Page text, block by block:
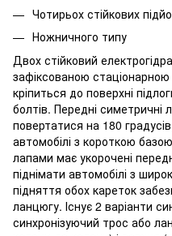
Чотирьох стійкових
Ножничного типу
Двох стійковий
зафіксованою
кріпиться до поверхні
болтів. Передні симетричні
повертатися на 180
автомобілі з короткою
лапами має укорочені
піднімати автомобілі з
підняття обох кареток
ланцюгу. Існує 2 варіанти
синхронізуючий трос або